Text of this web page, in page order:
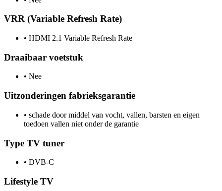
VRR (Variable Refresh Rate)
• HDMI 2.1 Variable Refresh Rate
Draaibaar voetstuk
• Nee
Uitzonderingen fabrieksgarantie
• schade door middel van vocht, vallen, barsten en eigen
toedoen vallen niet onder de garantie
Type TV tuner
• DVB-C
Lifestyle TV